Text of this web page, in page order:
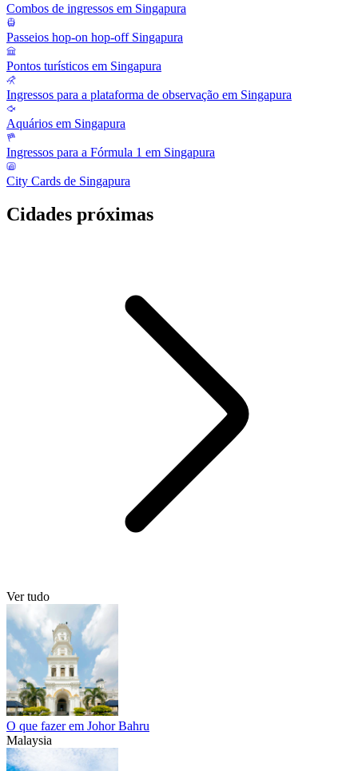
Combos de ingressos em Singapura
Passeios hop-on hop-off Singapura
Pontos turísticos em Singapura
Ingressos para a plataforma de observação em Singapura
Aquários em Singapura
Ingressos para a Fórmula 1 em Singapura
City Cards de Singapura
Cidades próximas
Ver tudo
O que fazer em Johor Bahru
Malaysia